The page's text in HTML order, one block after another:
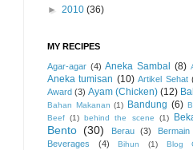
► 2010 (36)
MY RECIPES
Agar-agar (4) Aneka Sambal (8)
Aneka tumisan (10) Artikel Sehat
Award (3) Ayam (Chicken) (12)
Bahan Makanan (1) Bandung (6)
Beef (1) behind the scene (1)
Bento (30) Berau (3)
Beverages
(4) Bihun (1) Blog